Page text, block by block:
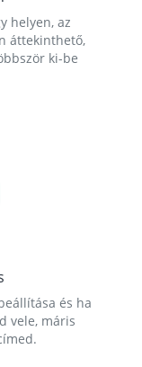
helyen, az
áttekinthető,
ki-be
és ha
vele, máris